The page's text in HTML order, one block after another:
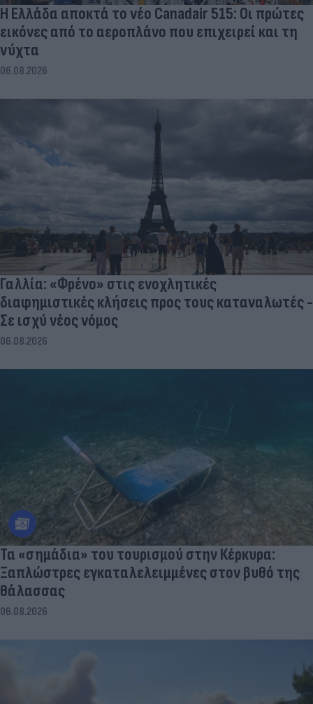
Η Ελλάδα αποκτά το νέο Canadair 515: Οι πρώτες
εικόνες από το αεροπλάνο που επιχειρεί και τη
νύχτα
06.08.2026
Γαλλία: «Φρένο» στις ενοχλητικές
διαφημιστικές κλήσεις προς τους καταναλωτές -
Σε ισχύ νέος νόμος
06.08.2026
Τα «σημάδια» του τουρισμού στην Κέρκυρα:
Ξαπλώστρες εγκαταλελειμμένες στον βυθό της
θάλασσας
06.08.2026